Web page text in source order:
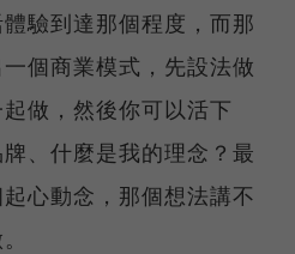
驗到達那個程度，而那
個商業模式，先設法做
做，然後你可以活下
、什麼是我的理念？最
心動念，那個想法講不